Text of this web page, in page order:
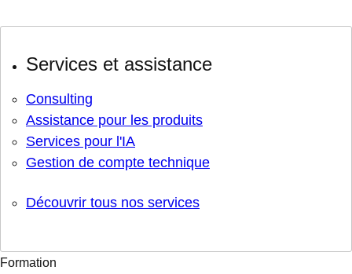
Services et assistance
Consulting
Assistance pour les produits
Services pour l'IA
Gestion de compte technique
Découvrir tous nos services
Formation